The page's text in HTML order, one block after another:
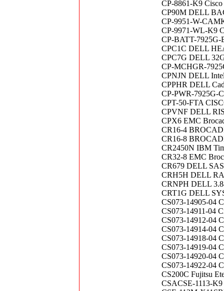
CP-8861-K9 Cisco
CP90M DELL
CP-9951-W-
CP-9971-WL-K9
CP-BATT-7925G-
CPC1C DELL
CPC7G DELL
CP-MCHGR-
CPNJN DELL
CPPHR DELL
CP-PWR-7925G-
CPT-50-FTA
CPVNF DELL
CPX6 EMC
CR16-4
CR16-8
CR2450N IBM
CR32-8 EMC
CR679 DELL
CRH5H DELL
CRNPH DELL
CRT1G DELL
CS073-14905-04
CS073-14911-04
CS073-14912-04
CS073-14914-04
CS073-14918-04
CS073-14919-04
CS073-14920-04
CS073-14922-04
CS200C Fujitsu
CSACSE-1113-K9